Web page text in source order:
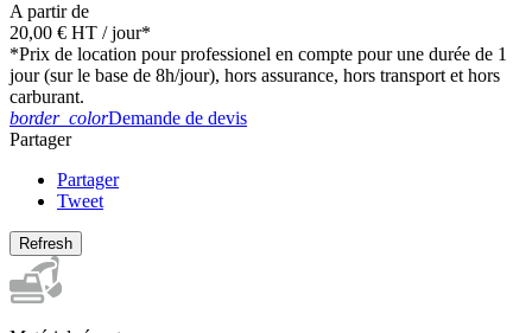
A partir de
20,00 € HT / jour*
*Prix de location pour professionel en compte pour une durée de 1
jour (sur le base de 8h/jour), hors assurance, hors transport et hors
carburant.
border_colorDemande de devis
Partager
Partager
Tweet